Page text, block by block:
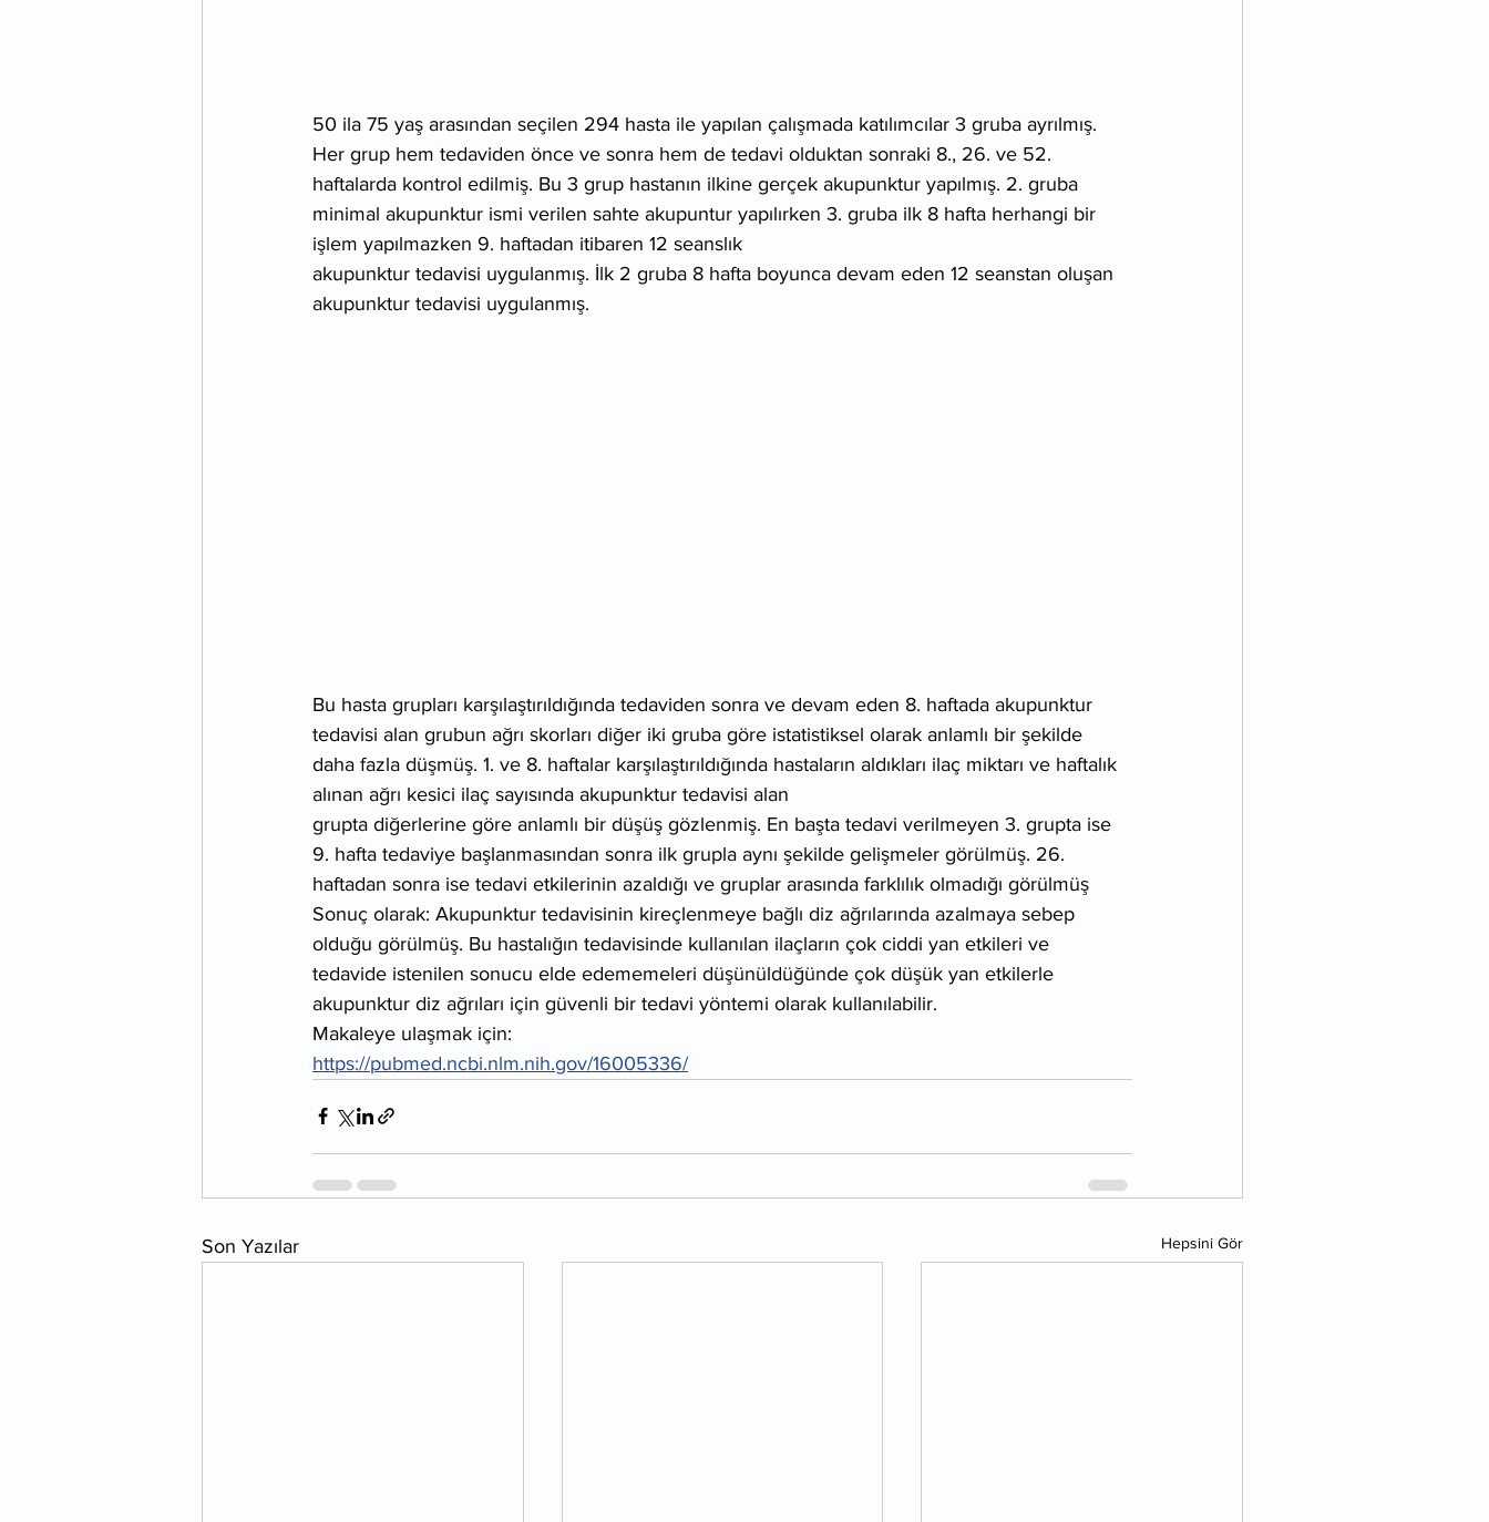
50 ila 75 yaş arasından seçilen 294 hasta ile yapılan çalışmada katılımcılar 3 gruba ayrılmış.
Her grup hem tedaviden önce ve sonra hem de tedavi olduktan sonraki 8., 26. ve 52.
haftalarda kontrol edilmiş. Bu 3 grup hastanın ilkine gerçek akupunktur yapılmış. 2. gruba
minimal akupunktur ismi verilen sahte akupuntur yapılırken 3. gruba ilk 8 hafta herhangi bir
işlem yapılmazken 9. haftadan itibaren 12 seanslık
akupunktur tedavisi uygulanmış. İlk 2 gruba 8 hafta boyunca devam eden 12 seanstan oluşan
akupunktur tedavisi uygulanmış.
Bu hasta grupları karşılaştırıldığında tedaviden sonra ve devam eden 8. haftada akupunktur
tedavisi alan grubun ağrı skorları diğer iki gruba göre istatistiksel olarak anlamlı bir şekilde
daha fazla düşmüş. 1. ve 8. haftalar karşılaştırıldığında hastaların aldıkları ilaç miktarı ve haftalık
alınan ağrı kesici ilaç sayısında akupunktur tedavisi alan
grupta diğerlerine göre anlamlı bir düşüş gözlenmiş. En başta tedavi verilmeyen 3. grupta ise
9. hafta tedaviye başlanmasından sonra ilk grupla aynı şekilde gelişmeler görülmüş. 26.
haftadan sonra ise tedavi etkilerinin azaldığı ve gruplar arasında farklılık olmadığı görülmüş
Sonuç olarak: Akupunktur tedavisinin kireçlenmeye bağlı diz ağrılarında azalmaya sebep
olduğu görülmüş. Bu hastalığın tedavisinde kullanılan ilaçların çok ciddi yan etkileri ve
tedavide istenilen sonucu elde edememeleri düşünüldüğünde çok düşük yan etkilerle
akupunktur diz ağrıları için güvenli bir tedavi yöntemi olarak kullanılabilir.
Makaleye ulaşmak için:
https://pubmed.ncbi.nlm.nih.gov/16005336/
Son Yazılar Hepsini Gör